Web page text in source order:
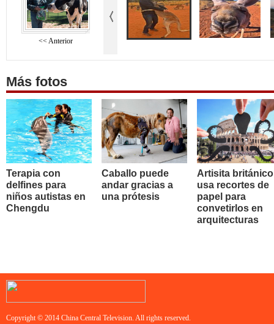
<< Anterior
Más fotos
Terapia con
delfines para
niños autistas en
Chengdu
Caballo puede
andar gracias a
una prótesis
Artisita británico
usa recortes de
papel para
convetirlos en
arquitecturas
Copyright © 2014 China Central Television. All rights reserved.